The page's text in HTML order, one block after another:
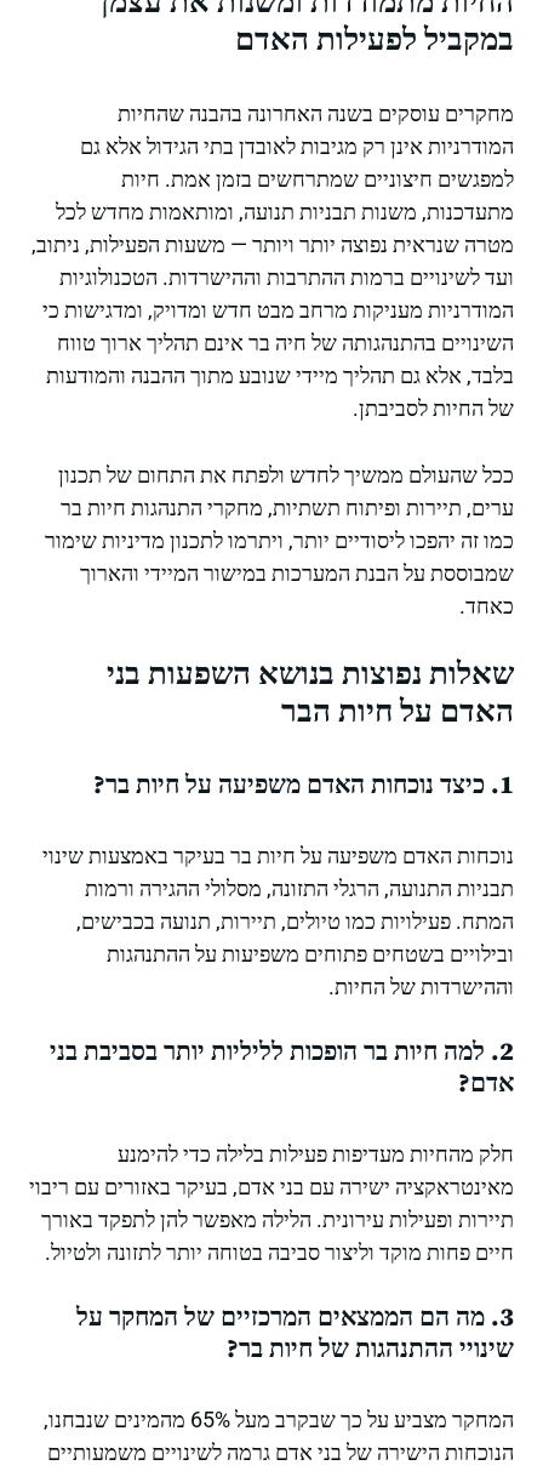
במקביל לפעילות האדם
מחקרים עוסקים בשנה האחרונה בהבנה שהחיות
המודרניות אינן רק מגיבות לאובדן בתי הגידול אלא גם
למפגשים חיצוניים שמתרחשים בזמן אמת. חיות
מתעדכנות, משנות תבניות תנועה, ומותאמות מחדש לכל
מטרה שנראית נפוצה יותר ויותר — משעות הפעילות, ניתוב,
ועד לשינויים ברמות ההתרבות וההישרדות. הטכנולוגיות
המודרניות מעניקות מרחב מבט חדש ומדויק, ומדגישות כי
השינויים בהתנהגותה של חיה בר אינם תהליך ארוך טווח
בלבד, אלא גם תהליך מיידי שנובע מתוך ההבנה והמודעות
של החיות לסביבתן.
ככל שהעולם ממשיך לחדש ולפתח את התחום של תכנון
ערים, תיירות ופיתוח תשתיות, מחקרי התנהגות חיות בר
כמו זה יהפכו ליסודיים יותר, ויתרמו לתכנון מדיניות שימור
שמבוססת על הבנת המערכות במישור המיידי והארוך
כאחד.
שאלות נפוצות בנושא השפעות בני
האדם על חיות הבר
1. כיצד נוכחות האדם משפיעה על חיות בר?
נוכחות האדם משפיעה על חיות בר בעיקר באמצעות שינוי
תבניות התנועה, הרגלי התזונה, מסלולי ההגירה ורמות
המתח. פעילויות כמו טיולים, תיירות, תנועה בכבישים,
ובילויים בשטחים פתוחים משפיעות על ההתנהגות
וההישרדות של החיות.
2. למה חיות בר הופכות לליליות יותר בסביבת בני
אדם?
חלק מהחיות מעדיפות פעילות בלילה כדי להימנע
מאינטראקציה ישירה עם בני אדם, בעיקר באזורים עם ריבוי
תיירות ופעילות עירונית. הלילה מאפשר להן לתפקד באורך
חיים פחות מוקד וליצור סביבה בטוחה יותר לתזונה ולטיול.
3. מה הם הממצאים המרכזיים של המחקר על
שינויי ההתנהגות של חיות בר?
המחקר מצביע על כך שבקרב מעל 65% מהמינים שנבחנו,
הנוכחות הישירה של בני אדם גרמה לשינויים משמעותיים